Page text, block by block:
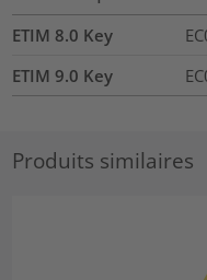
ETIM 8.0 Key
ETIM 9.0 Key
Produits similaires